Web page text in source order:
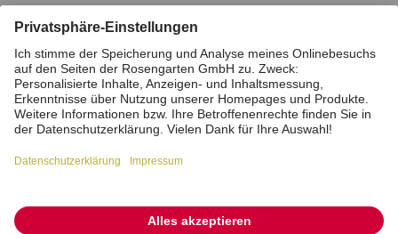
Impressum Datenschutz
Stiftung
Interne Meldestelle
Zahlungsmittel
Barrierefreiheitserklärung
Vertrag widerrufen